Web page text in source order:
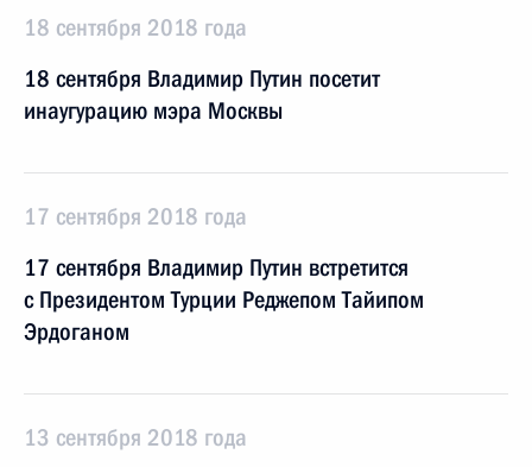
18 сентября 2018 года
18 сентября Владимир Путин посетит
инаугурацию мэра Москвы
17 сентября 2018 года
17 сентября Владимир Путин встретится
с Президентом Турции Реджепом Тайипом
Эрдоганом
13 сентября 2018 года